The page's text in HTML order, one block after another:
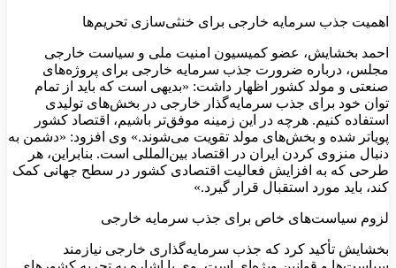
اهمیت جذب سرمایه خارجی برای خنثی‌سازی تحریم‌ها
احمد بخشایش، عضو کمیسیون امنیت ملی و سیاست خارجی
مجلس، درباره ضرورت جذب سرمایه خارجی برای پروژه‌های
صنعتی و مولد کشور اظهار داشت: «بدیهی است که باید از تمام
توان خود برای جذب سرمایه‌گذار خارجی در بخش‌های تولیدی
استفاده کنیم. هرچه در این زمینه موفق‌تر باشیم، اقتصاد کشور
پویاتر شده و بخش‌های مولد تقویت می‌شوند.» وی افزود: «دشمن به
دنبال منزوی کردن ایران در اقتصاد بین‌المللی است. بنابراین، هر
طرحی که به افزایش فعالیت اقتصادی کشور در سطح جهانی کمک
کند، باید مورد استقبال قرار گیرد.»
لزوم سیاست‌های خاص برای جذب سرمایه خارجی
بخشایش تأکید کرد که جذب سرمایه‌گذاری خارجی نیازمند